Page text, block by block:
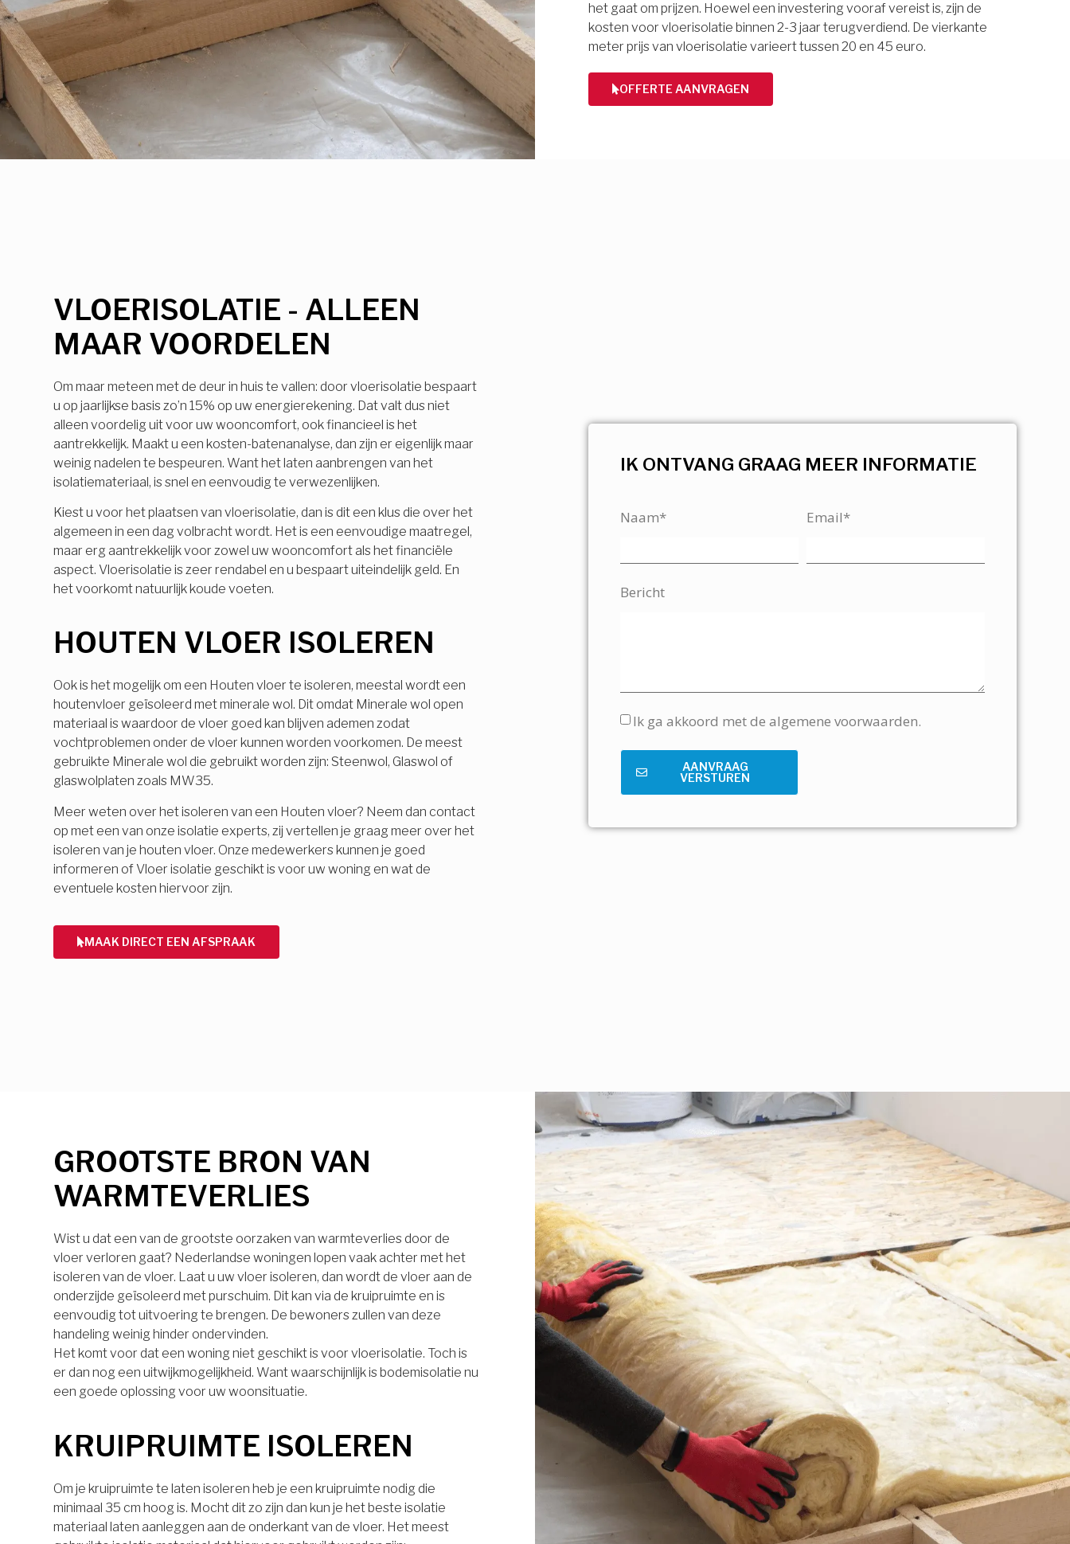
het gaat om prijzen. Hoewel een investering vooraf vereist is, zijn de
kosten voor vloerisolatie binnen 2-3 jaar terugverdiend. De vierkante
meter prijs van vloerisolatie varieert tussen 20 en 45 euro.
OFFERTE AANVRAGEN
VLOERISOLATIE - ALLEEN
MAAR VOORDELEN
Om maar meteen met de deur in huis te vallen: door vloerisolatie bespaart
u op jaarlijkse basis zo’n 15% op uw energierekening. Dat valt dus niet
alleen voordelig uit voor uw wooncomfort, ook financieel is het
aantrekkelijk. Maakt u een kosten-batenanalyse, dan zijn er eigenlijk maar
weinig nadelen te bespeuren. Want het laten aanbrengen van het
isolatiemateriaal, is snel en eenvoudig te verwezenlijken.
Kiest u voor het plaatsen van vloerisolatie, dan is dit een klus die over het
algemeen in een dag volbracht wordt. Het is een eenvoudige maatregel,
maar erg aantrekkelijk voor zowel uw wooncomfort als het financiële
aspect. Vloerisolatie is zeer rendabel en u bespaart uiteindelijk geld. En
het voorkomt natuurlijk koude voeten.
HOUTEN VLOER ISOLEREN
Ook is het mogelijk om een Houten vloer te isoleren, meestal wordt een
houtenvloer geïsoleerd met minerale wol. Dit omdat Minerale wol open
materiaal is waardoor de vloer goed kan blijven ademen zodat
vochtproblemen onder de vloer kunnen worden voorkomen. De meest
gebruikte Minerale wol die gebruikt worden zijn: Steenwol, Glaswol of
glaswolplaten zoals MW35.
Meer weten over het isoleren van een Houten vloer? Neem dan contact
op met een van onze isolatie experts, zij vertellen je graag meer over het
isoleren van je houten vloer. Onze medewerkers kunnen je goed
informeren of Vloer isolatie geschikt is voor uw woning en wat de
eventuele kosten hiervoor zijn.
MAAK DIRECT EEN AFSPRAAK
IK ONTVANG GRAAG MEER INFORMATIE
Naam* Email*
Bericht
Ik ga akkoord met de algemene voorwaarden.
AANVRAAG
VERSTUREN
GROOTSTE BRON VAN
WARMTEVERLIES
Wist u dat een van de grootste oorzaken van warmteverlies door de
vloer verloren gaat? Nederlandse woningen lopen vaak achter met het
isoleren van de vloer. Laat u uw vloer isoleren, dan wordt de vloer aan de
onderzijde geïsoleerd met purschuim. Dit kan via de kruipruimte en is
eenvoudig tot uitvoering te brengen. De bewoners zullen van deze
handeling weinig hinder ondervinden.
Het komt voor dat een woning niet geschikt is voor vloerisolatie. Toch is
er dan nog een uitwijkmogelijkheid. Want waarschijnlijk is bodemisolatie nu
een goede oplossing voor uw woonsituatie.
KRUIPRUIMTE ISOLEREN
Om je kruipruimte te laten isoleren heb je een kruipruimte nodig die
minimaal 35 cm hoog is. Mocht dit zo zijn dan kun je het beste isolatie
materiaal laten aanleggen aan de onderkant van de vloer. Het meest